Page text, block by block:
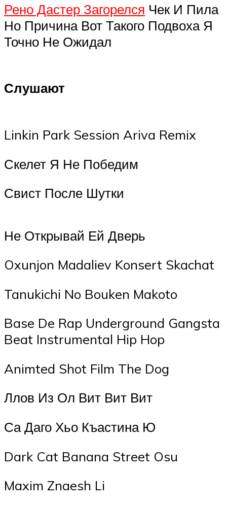
Рено Дастер Загорелся Чек И Пила
Но Причина Вот Такого Подвоха Я
Точно Не Ожидал
Слушают
Linkin Park Session Ariva Remix
Скелет Я Не Победим
Свист После Шутки
Не Открывай Ей Дверь
Oxunjon Madaliev Konsert Skachat
Tanukichi No Bouken Makoto
Base De Rap Underground Gangsta
Beat Instrumental Hip Hop
Animted Shot Film The Dog
Ллов Из Ол Вит Вит Вит
Са Даго Хьо Къастина Ю
Dark Cat Banana Street Osu
Maxim Znaesh Li